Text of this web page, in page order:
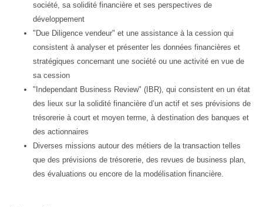
société, sa solidité financière et ses perspectives de
développement
"Due Diligence vendeur" et une assistance à la cession qui
consistent à analyser et présenter les données financières et
stratégiques concernant une société ou une activité en vue de
sa cession
"Independant Business Review" (IBR), qui consistent en un état
des lieux sur la solidité financière d’un actif et ses prévisions de
trésorerie à court et moyen terme, à destination des banques et
des actionnaires
Diverses missions autour des métiers de la transaction telles
que des prévisions de trésorerie, des revues de business plan,
des évaluations ou encore de la modélisation financière.